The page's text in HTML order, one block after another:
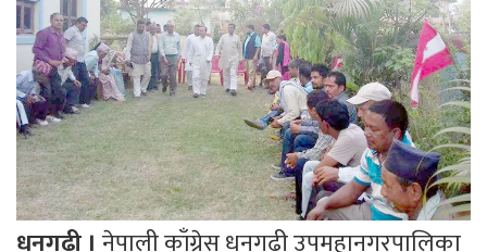
धनगढी । नेपाली काँग्रेस धनगढी उपमहानगरपालिका